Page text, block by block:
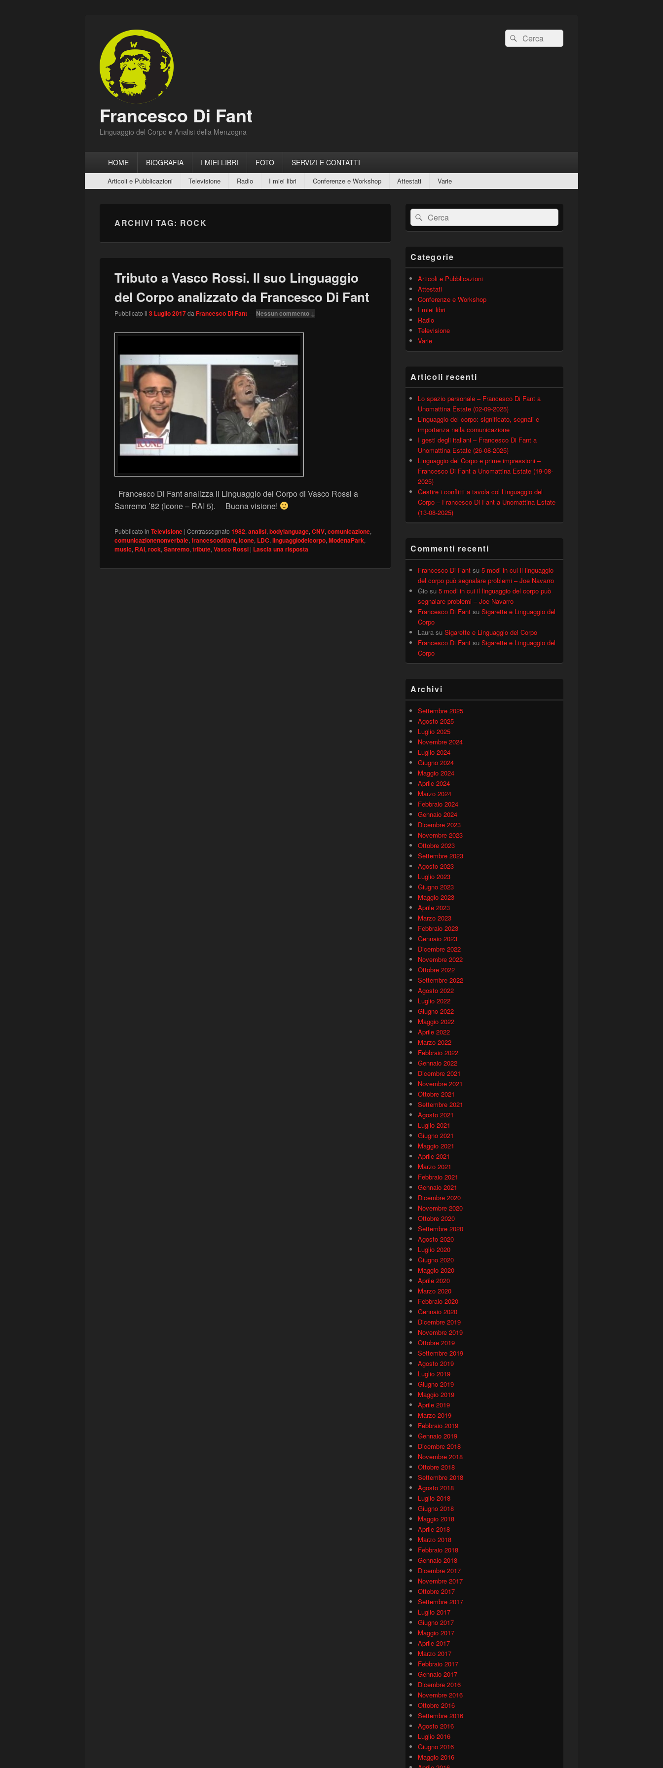
Francesco Di Fant
Linguaggio del Corpo e Analisi della Menzogna
Cerca:Cerca
principaleHOME BIOGRAFIA I MIEI LIBRI FOTO SERVIZI E CONTATTI
secondario
Articoli e Pubblicazioni Televisione Radio I miei libri Conferenze e Workshop Attestati Varie
ARCHIVI TAG: ROCK
Tributo a Vasco Rossi. Il suo Linguaggio
del Corpo analizzato da Francesco Di Fant
Pubblicato il 3 Luglio 2017da Francesco Di Fant— Nessun commento ↓
Francesco Di Fant analizza il Linguaggio del Corpo di Vasco Rossi a
Sanremo ’82 (Icone – RAI 5). Buona visione!
Pubblicato in Televisione | Contrassegnato 1982, analisi, bodylanguage, CNV, comunicazione,
comunicazionenonverbale, francescodifant, Icone, LDC, linguaggiodelcorpo, ModenaPark,
music, RAI, rock, Sanremo, tribute, Vasco Rossi | Lascia una risposta
Area
widget
barra
laterale
Cerca:Cerca
Categorie
Articoli e Pubblicazioni
Attestati
Conferenze e Workshop
I miei libri
Radio
Televisione
Varie
Articoli recenti
Lo spazio personale – Francesco Di Fant a
Unomattina Estate (02-09-2025)
Linguaggio del corpo: significato, segnali e
importanza nella comunicazione
I gesti degli italiani – Francesco Di Fant a
Unomattina Estate (26-08-2025)
Linguaggio del Corpo e prime impressioni –
Francesco Di Fant a Unomattina Estate (19-08-
2025)
Gestire i conflitti a tavola col Linguaggio del
Corpo – Francesco Di Fant a Unomattina Estate
(13-08-2025)
Commenti recenti
Francesco Di Fant su 5 modi in cui il linguaggio
del corpo può segnalare problemi – Joe Navarro
Gio su 5 modi in cui il linguaggio del corpo può
segnalare problemi – Joe Navarro
Francesco Di Fant su Sigarette e Linguaggio del
Corpo
Laura su Sigarette e Linguaggio del Corpo
Francesco Di Fant su Sigarette e Linguaggio del
Corpo
Archivi
Settembre 2025
Agosto 2025
Luglio 2025
Novembre 2024
Luglio 2024
Giugno 2024
Maggio 2024
Aprile 2024
Marzo 2024
Febbraio 2024
Gennaio 2024
Dicembre 2023
Novembre 2023
Ottobre 2023
Settembre 2023
Agosto 2023
Luglio 2023
Giugno 2023
Maggio 2023
Aprile 2023
Marzo 2023
Febbraio 2023
Gennaio 2023
Dicembre 2022
Novembre 2022
Ottobre 2022
Settembre 2022
Agosto 2022
Luglio 2022
Giugno 2022
Maggio 2022
Aprile 2022
Marzo 2022
Febbraio 2022
Gennaio 2022
Dicembre 2021
Novembre 2021
Ottobre 2021
Settembre 2021
Agosto 2021
Luglio 2021
Giugno 2021
Maggio 2021
Aprile 2021
Marzo 2021
Febbraio 2021
Gennaio 2021
Dicembre 2020
Novembre 2020
Ottobre 2020
Settembre 2020
Agosto 2020
Luglio 2020
Giugno 2020
Maggio 2020
Aprile 2020
Marzo 2020
Febbraio 2020
Gennaio 2020
Dicembre 2019
Novembre 2019
Ottobre 2019
Settembre 2019
Agosto 2019
Luglio 2019
Giugno 2019
Maggio 2019
Aprile 2019
Marzo 2019
Febbraio 2019
Gennaio 2019
Dicembre 2018
Novembre 2018
Ottobre 2018
Settembre 2018
Agosto 2018
Luglio 2018
Giugno 2018
Maggio 2018
Aprile 2018
Marzo 2018
Febbraio 2018
Gennaio 2018
Dicembre 2017
Novembre 2017
Ottobre 2017
Settembre 2017
Luglio 2017
Giugno 2017
Maggio 2017
Aprile 2017
Marzo 2017
Febbraio 2017
Gennaio 2017
Dicembre 2016
Novembre 2016
Ottobre 2016
Settembre 2016
Agosto 2016
Luglio 2016
Giugno 2016
Maggio 2016